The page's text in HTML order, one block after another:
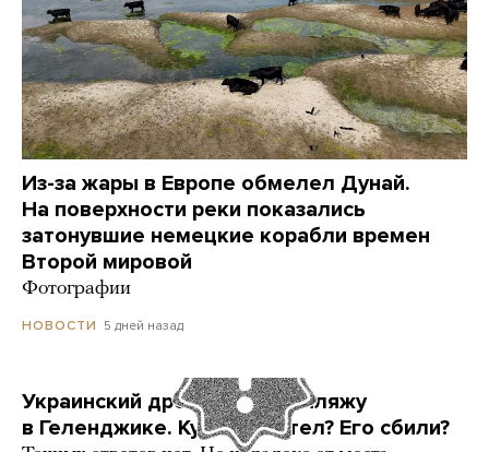
Из-за жары в Европе обмелел Дунай.
На поверхности реки показались
затонувшие немецкие корабли времен
Второй мировой
Фотографии
НОВОСТИ 5 дней назад
Украинский дрон попал по пляжу
в Геленджике. Куда он летел? Его сбили?